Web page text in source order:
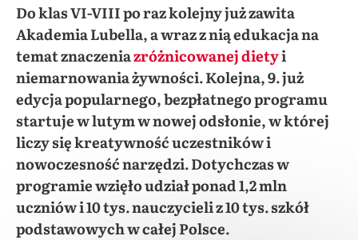
Do klas VI-VIII po raz kolejny już zawita
Akademia Lubella, a wraz z nią edukacja na
temat znaczeniazróżnicowanej dietyi
niemarnowania żywności. Kolejna, 9. już
edycja popularnego, bezpłatnego programu
startuje w lutym w nowej odsłonie, w której
liczy się kreatywność uczestników i
nowoczesność narzędzi. Dotychczas w
programie wzięło udział ponad 1,2 mln
uczniów i 10 tys. nauczycieli z 10 tys. szkół
podstawowych w całej Polsce.